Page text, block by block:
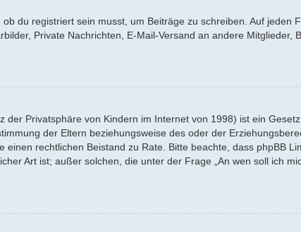
du registriert sein musst, um Beiträge zu schreiben. Auf jeden
Private Nachrichten, E-Mail-Versand an andere Mitglieder,
Privatsphäre von Kindern im Internet von 1998) ist ein
der Eltern beziehungsweise des oder der
rechtlichen Beistand zu Rate. Bitte beachte, dass phpBB
Art ist; außer solchen, die unter der Frage „An wen soll ich